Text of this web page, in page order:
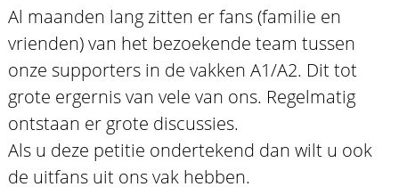
Al maanden lang zitten er fans (familie en
vrienden) van het bezoekende team tussen
onze supporters in de vakken A1/A2. Dit tot
grote ergernis van vele van ons. Regelmatig
ontstaan er grote discussies.
Als u deze petitie ondertekend dan wilt u ook
de uitfans uit ons vak hebben.